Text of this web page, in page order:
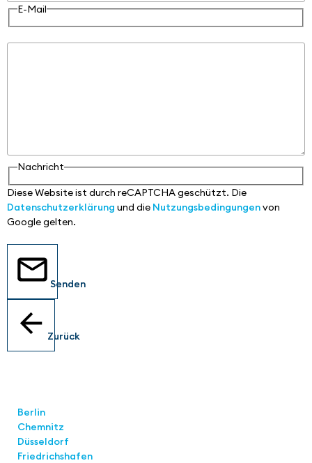
E-Mail
Nachricht
Diese Website ist durch reCAPTCHA geschützt. Die
Datenschutzerklärung und die Nutzungsbedingungenvon
Google gelten.
Senden
Zurück
Berlin
Chemnitz
Düsseldorf
Friedrichshafen